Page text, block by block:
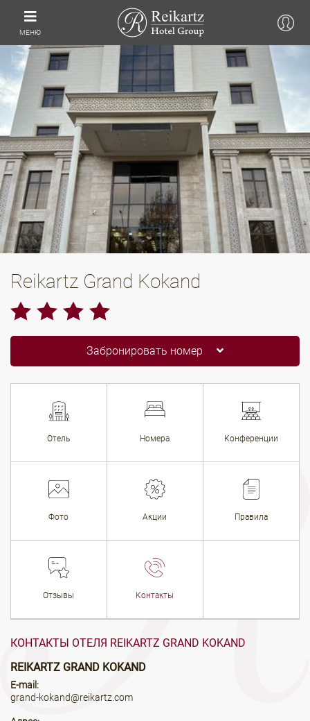
МЕНЮ
Reikartz Grand Kokand
Забронировать номер
Отель Номера Конференции
Фото Акции Правила
Отзывы Контакты
КОНТАКТЫ ОТЕЛЯ REIKARTZ GRAND KOKAND
REIKARTZ GRAND KOKAND
E-mail:
grand-kokand@reikartz.com